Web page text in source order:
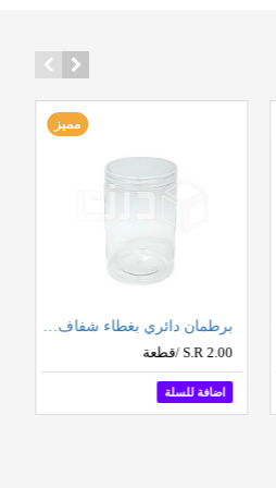
مميز
برطمان دائري بغطاء شفاف - مقاسات متعددة (نص درزن 6 حبات بالشدة)
S.R 2.00 /قطعة
اضافة للسلة